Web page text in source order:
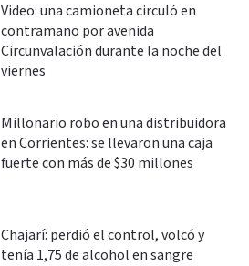
Video: una camioneta circuló en
contramano por avenida
Circunvalación durante la noche del
viernes
Millonario robo en una distribuidora
en Corrientes: se llevaron una caja
fuerte con más de $30 millones
Chajarí: perdió el control, volcó y
tenía 1,75 de alcohol en sangre